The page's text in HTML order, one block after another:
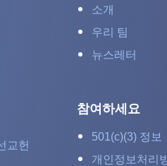
교헌
소개
우리 팀
뉴스레터
참여하세요
501(c)(3) 정보
개인정보처리